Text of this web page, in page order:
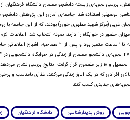
بررسی تجربه‌ی زیسته دانشجو معلمان دانشگاه فرهنگیان
توصیفی استفاده شد. جامعه‌ی آماری این پژوهش دانشجو
غربی (مرکز شهید مطهری خوی) بودند، که از این جامعه با
که بیشترین میزان حضور در خوابگاه را دارند، نمونه انتخاب شد.
مدت‌زمان هر مصاحبه ۴۵ دقیقه تا ۱ ساعت متغیر
محیط، تعامل و ارتباط، کیفیت تحصیل و ۱۸ زیر مضمون قرار گرفت.
بالای افرادی که در یک اتاق زندگی می‌کنند، غذای نامناسب و
جدیدی کسب کنند.
روش پدیدارشناسی دانشگاه فرهنگیان